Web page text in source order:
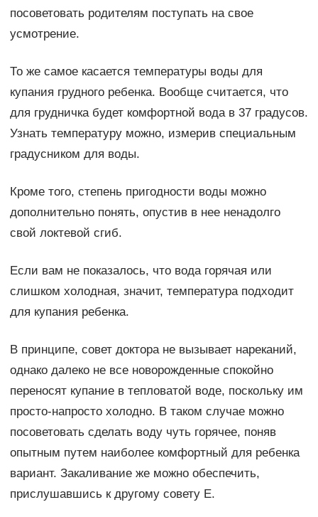
посоветовать родителям поступать на свое
усмотрение.
То же самое касается температуры воды для
купания грудного ребенка. Вообще считается, что
для грудничка будет комфортной вода в 37 градусов.
Узнать температуру можно, измерив специальным
градусником для воды.
Кроме того, степень пригодности воды можно
дополнительно понять, опустив в нее ненадолго
свой локтевой сгиб.
Если вам не показалось, что вода горячая или
слишком холодная, значит, температура подходит
для купания ребенка.
В принципе, совет доктора не вызывает нареканий,
однако далеко не все новорожденные спокойно
переносят купание в тепловатой воде, поскольку им
просто-напросто холодно. В таком случае можно
посоветовать сделать воду чуть горячее, поняв
опытным путем наиболее комфортный для ребенка
вариант. Закаливание же можно обеспечить,
прислушавшись к другому совету Е.